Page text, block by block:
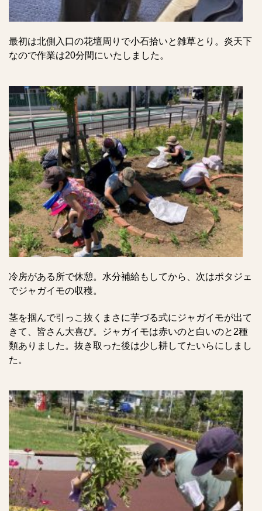
最初は北側入口の花壇周りで小石拾いと雑草とり。炎天下
なので作業は20分間にいたしました。
冷房がある所で休憩。水分補給もしてから、次はポタジェ
でジャガイモの収穫。
茎を掴んで引っこ抜くまさに芋づる式にジャガイモが出て
きて、皆さん大喜び。ジャガイモは赤いのと白いのと2種
類ありました。抜き取った後は少し耕してたいらにしまし
た。